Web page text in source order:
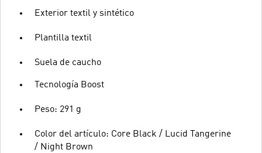
Exterior textil y sintético
Plantilla textil
Suela de caucho
Tecnología Boost
Peso: 291 g
Color del artículo: Core Black / Lucid Tangerine
/ Night Brown